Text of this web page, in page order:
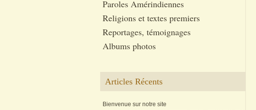
Paroles Amérindiennes
Religions et textes premiers
Reportages, témoignages
Albums photos
Articles Récents
Bienvenue sur notre site